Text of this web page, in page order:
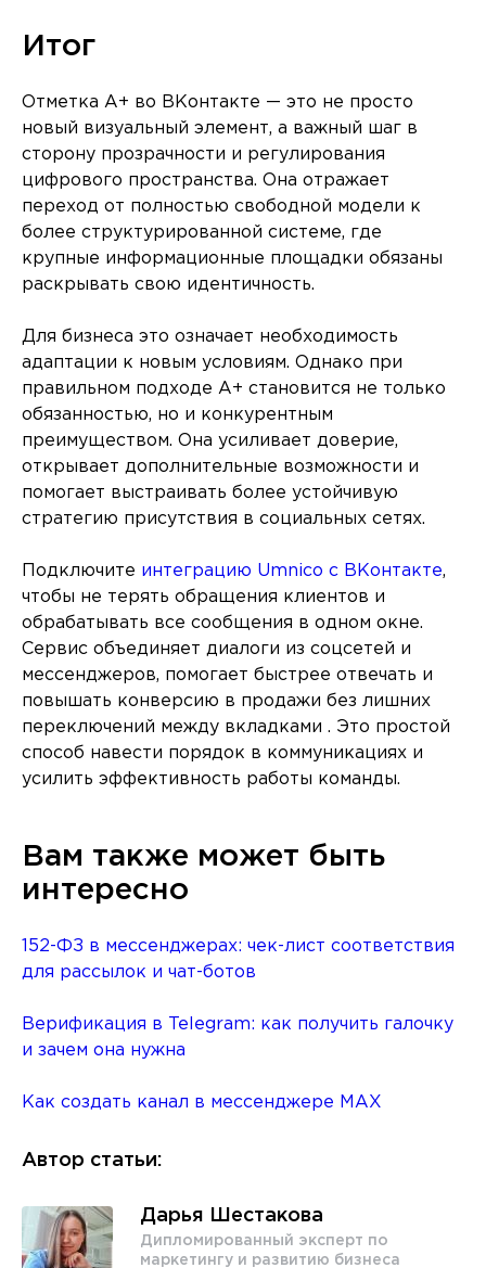
Итог
Отметка A+ во ВКонтакте — это не просто
новый визуальный элемент, а важный шаг в
сторону прозрачности и регулирования
цифрового пространства. Она отражает
переход от полностью свободной модели к
более структурированной системе, где
крупные информационные площадки обязаны
раскрывать свою идентичность.
Для бизнеса это означает необходимость
адаптации к новым условиям. Однако при
правильном подходе A+ становится не только
обязанностью, но и конкурентным
преимуществом. Она усиливает доверие,
открывает дополнительные возможности и
помогает выстраивать более устойчивую
стратегию присутствия в социальных сетях.
Подключите интеграцию Umnico с ВКонтакте,
чтобы не терять обращения клиентов и
обрабатывать все сообщения в одном окне.
Сервис объединяет диалоги из соцсетей и
мессенджеров, помогает быстрее отвечать и
повышать конверсию в продажи без лишних
переключений между вкладками . Это простой
способ навести порядок в коммуникациях и
усилить эффективность работы команды.
Вам также может быть
интересно
152-ФЗ в мессенджерах: чек-лист соответствия
для рассылок и чат-ботов
Верификация в Telegram: как получить галочку
и зачем она нужна
Как создать канал в мессенджере MAX
Автор статьи:
Дарья Шестакова
Дипломированный эксперт по
маркетингу и развитию бизнеса